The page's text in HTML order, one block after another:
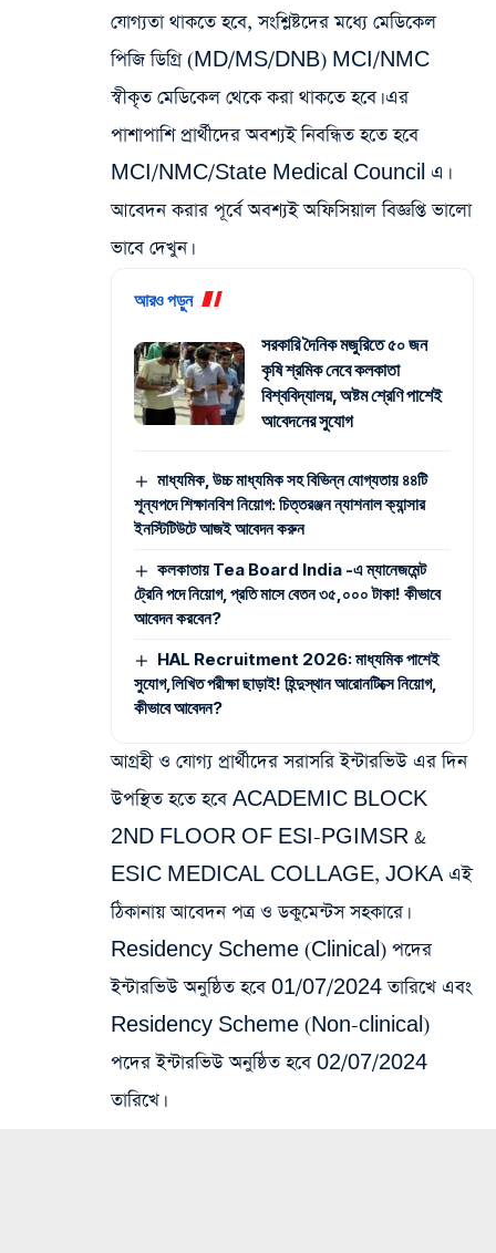
যোগ্যতা থাকতে হবে, সংশ্লিষ্টদের মধ্যে মেডিকেল
পিজি ডিগ্রি (MD/MS/DNB) MCI/NMC
স্বীকৃত মেডিকেল থেকে করা থাকতে হবে। এর
পাশাপাশি প্রার্থীদের অবশ্যই নিবন্ধিত হতে হবে
MCI/NMC/State Medical Council এ।
আবেদন করার পূর্বে অবশ্যই অফিসিয়াল বিজ্ঞপ্তি ভালো
ভাবে দেখুন।
আরও পড়ুন
সরকারি দৈনিক মজুরিতে ৫০ জন
কৃষি শ্রমিক নেবে কলকাতা
বিশ্ববিদ্যালয়, অষ্টম শ্রেণি পাশেই
আবেদনের সুযোগ
মাধ্যমিক, উচ্চ মাধ্যমিক সহ বিভিন্ন যোগ্যতায় ৪৪টি
শূন্যপদে শিক্ষানবিশ নিয়োগ: চিত্তরঞ্জন ন্যাশনাল ক্যান্সার
ইনস্টিটিউটে আজই আবেদন করুন
কলকাতায় Tea Board India -এ ম্যানেজমেন্ট
ট্রেনি পদে নিয়োগ, প্রতি মাসে বেতন ৩৫,০০০ টাকা! কীভাবে
আবেদন করবেন?
HAL Recruitment 2026: মাধ্যমিক পাশেই
সুযোগ,লিখিত পরীক্ষা ছাড়াই! হিন্দুস্থান আরোনটিক্সে নিয়োগ,
কীভাবে আবেদন?
আগ্রহী ও যোগ্য প্রার্থীদের সরাসরি ইন্টারভিউ এর দিন
উপস্থিত হতে হবে ACADEMIC BLOCK
2ND FLOOR OF ESI-PGIMSR &
ESIC MEDICAL COLLAGE, JOKA এই
ঠিকানায় আবেদন পত্র ও ডকুমেন্টস সহকারে।
Residency Scheme (Clinical) পদের
ইন্টারভিউ অনুষ্ঠিত হবে 01/07/2024 তারিখে এবং
Residency Scheme (Non-clinical)
পদের ইন্টারভিউ অনুষ্ঠিত হবে 02/07/2024
তারিখে।